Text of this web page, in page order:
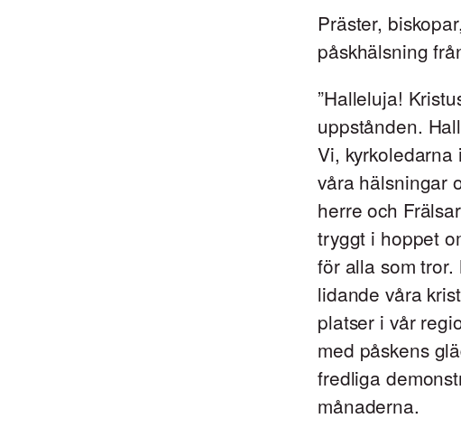
Präster,
påskhälsning
”Halleluja!
uppstånden.
Vi, kyrkoledarna
våra hälsningar
herre och
tryggt i hoppet
för alla som
lidande våra
platser i vår
med påskens
fredliga
månaderna.